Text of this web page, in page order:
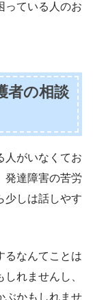
っている人のお
者の相談
人がいなくてお
発達障害の苦労
少しは話しやす
るなんてことは
れませんし、
ぶかもしれませ